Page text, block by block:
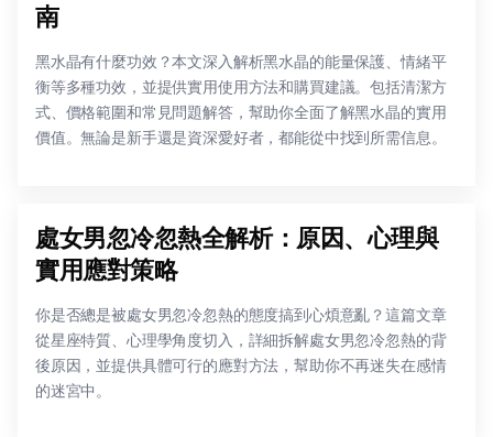
南
黑水晶有什麼功效？本文深入解析黑水晶的能量保護、情緒平
衡等多種功效，並提供實用使用方法和購買建議。包括清潔方
式、價格範圍和常見問題解答，幫助你全面了解黑水晶的實用
價值。無論是新手還是資深愛好者，都能從中找到所需信息。
處女男忽冷忽熱全解析：原因、心理與
實用應對策略
你是否總是被處女男忽冷忽熱的態度搞到心煩意亂？這篇文章
從星座特質、心理學角度切入，詳細拆解處女男忽冷忽熱的背
後原因，並提供具體可行的應對方法，幫助你不再迷失在感情
的迷宮中。